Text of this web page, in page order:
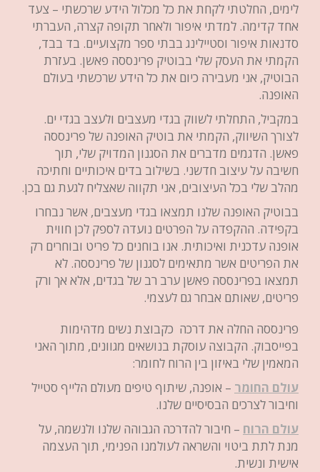
לימים, החלטתי לקחת את כל מכלול הידע שרכשתי – צעד
אחד קדימה. למדתי איפור ולאחר תקופה קצרה, העברתי
סדנאות איפור וסטיילינג בבתי ספר מקצועיים. בד בבד,
הקמתי את העסק שלי בבוטיק פרינססה פאשן. בעזרת
הבוטיק, אני מעבירה כיום את כל הידע שרכשתי בעולם
האופנה.
במקביל, התחלתי לשווק בגדי מעצבים ולעצב בגדי ים.
לצורך השיווק, הקמתי את בוטיק האופנה של פרינססה
פאשן. הדגמים מדברים את הסגנון המדויק שלי, תוך
חשיבה על עיצוב חדשני. בשילוב בדים איכותיים וחתיכה
מהלב שלי בכל העיצובים, אני תקווה שאצליח לגעת גם בכן.
בבוטיק האופנה שלנו תמצאו בגדי מעצבים, אשר נבחרו
בקפידה. ההקפדה על הפרטים נועדה לספק לכן חווית
אופנה עדכנית ואיכותית. אנו בוחנים כל פריט ובוחרים רק
את הפריטים אשר מתאימים לסגנון של פרינססה. לא
תמצאו בפרינססה פאשן ערב רב של בגדים, אלא אך ורק
פריטים, שאותם אבחר גם לעצמי.
פרינססה החלה את דרכה כקבוצת נשים מדהימות
בפייסבוק. הקבוצה עוסקת בנושאים מגוונים, מתוך האני
המאמין שלי באיזון בין הרוח לחומר:
עולם החומר – אופנה, שיתוף טיפים מעולם הלייף סטייל
וחיבור לצרכים הבסיסיים שלנו.
עולם הרוח – חיבור להדרכה הגבוהה שלנו ולנשמה, על
מנת לתת ביטוי והשראה לעולמנו הפנימי, תוך העצמה
אישית ונשית.